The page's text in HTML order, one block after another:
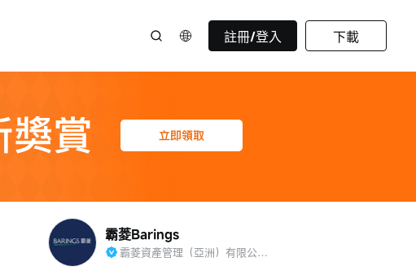
註冊/登入 下載
霸菱Barings
霸菱資產管理（亞洲）有限公司官方賬號